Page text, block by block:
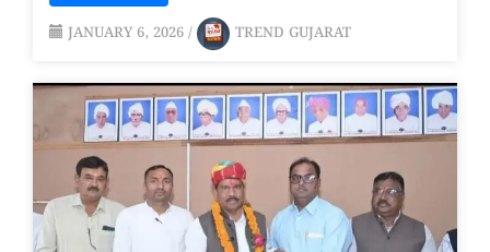
JANUARY 6, 2026 / TREND GUJARAT